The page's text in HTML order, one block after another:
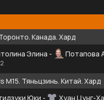
Канада. Хард
Элина - Потапова
M15. Тяньцзинь. Китай. Хард
Юки - Хуан Цунг-